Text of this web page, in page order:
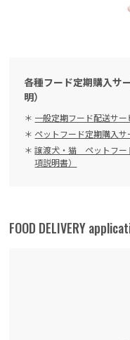
各種フード定期購入サ
明）
一般定期フード配送サー
ペットフード定期購入サ
譲渡犬・猫 ペットフー
項説明書）
FOOD DELIVERY